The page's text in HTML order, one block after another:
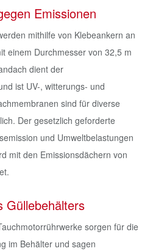
Emissionen
mithilfe von Klebeankern an
einem Durchmesser von 32,5 m
dient der
ist UV-, witterungs- und
sind für diverse
Der gesetzlich geforderte
und Umweltbelastungen
mit den Emissionsdächern von
Güllebehälters
sorgen für die
im Behälter und sagen